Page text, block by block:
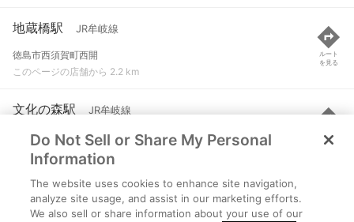
地蔵橋駅 JR牟岐線
徳島市西須賀町西開
このページの店舗から 2.2 km
ルート
を見る
文化の森駅 JR牟岐線
徳島市八万町弐丈
このページの店舗から 3.9 km
ルート
を見る
二軒屋駅 JR牟岐線
徳島市南二軒屋町
Do Not Sell or Share My Personal
Information
The website uses cookies to enhance site navigation,
analyze site usage, and assist in our marketing efforts.
We also sell or share information about your use of our